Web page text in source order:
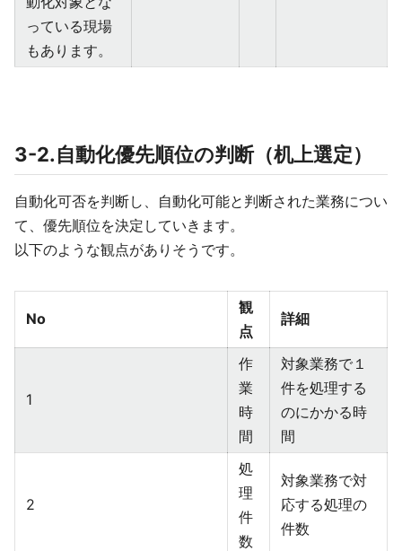
っている現場
もあります。
3-2.自動化優先順位の判断（机上選定）
自動化可否を判断し、自動化可能と判断された業務につい
て、優先順位を決定していきます。
以下のような観点がありそうです。
No
観
点
詳細
1
作
業
時
間
対象業務で１
件を処理する
のにかかる時
間
2
処
理
件
数
対象業務で対
応する処理の
件数